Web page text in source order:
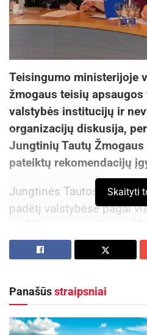
Teisingumo ministerijoje
žmogaus teisių
valstybės institucijų ir
organizacijų diskusija,
Jungtinių Tautų
pateiktų rekomendacijų
Jungtinės Tautos,
padėtį valstybėse pagal
peržiūros procedūrą,
valstybės pateiktą
duomenis apie kitų šios
ir nevyriausybinių
institucijų ir
Skaityti
Panašūsstraipsniai